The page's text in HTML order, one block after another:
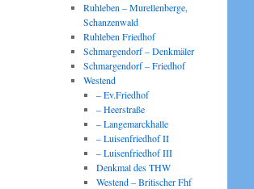
Ruhleben – Murellenberge,
Schanzenwald
Ruhleben Friedhof
Schmargendorf – Denkmäler
Schmargendorf – Friedhof
Westend
– Ev.Friedhof
– Heerstraße
– Langemarckhalle
– Luisenfriedhof II
– Luisenfriedhof III
Denkmal des THW
Westend – Britischer Fhf